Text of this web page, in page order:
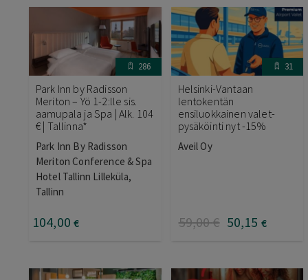
286
Park Inn by Radisson
Meriton – Yö 1-2:lle sis.
aamupala ja Spa | Alk. 104
€ | Tallinna*
Park Inn By Radisson
Meriton Conference & Spa
Hotel Tallinn Lilleküla,
Tallinn
104,00 €
31
Helsinki-Vantaan
lentokentän
ensiluokkainen valet-
pysäköinti nyt -15%
Aveil Oy
59,00€ 50,15 €